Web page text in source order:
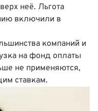
неё. Льгота
включили в
компаний и
на фонд оплаты
не применяются,
ставкам.